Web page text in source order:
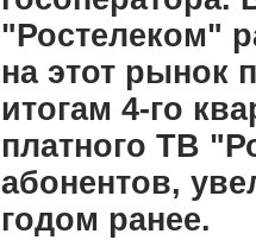
"Ростелеком"
на этот рынок
итогам 4-го
платного ТВ
абонентов,
годом ранее.